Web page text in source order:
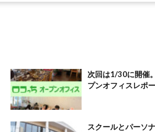
次回は1/30に開催
プンオフィスレポー
スクールとパーソ